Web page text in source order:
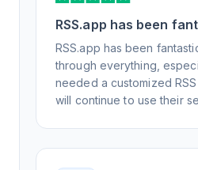
RSS.app has been
RSS.app has been
through everything,
needed a customized
will continue to use their